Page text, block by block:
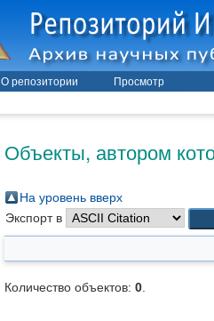
О репозитории Просмотр
Объекты, автором
На уровень вверх
Экспорт в
Количество объектов: 0